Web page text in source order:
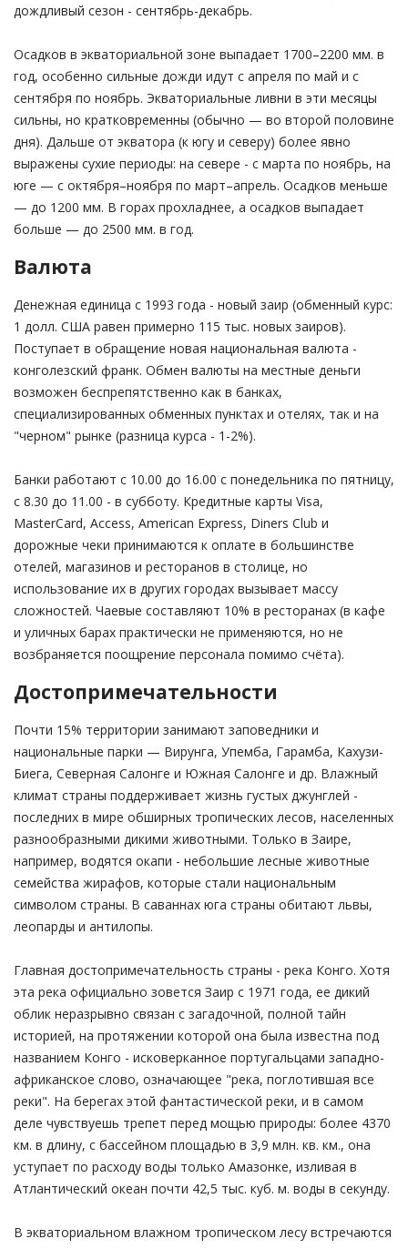
дождливый сезон - сентябрь-декабрь.
Осадков в экваториальной зоне выпадает 1700–2200 мм. в
год, особенно сильные дожди идут с апреля по май и с
сентября по ноябрь. Экваториальные ливни в эти месяцы
сильны, но кратковременны (обычно — во второй половине
дня). Дальше от экватора (к югу и северу) более явно
выражены сухие периоды: на севере - с марта по ноябрь, на
юге — с октября–ноября по март–апрель. Осадков меньше
— до 1200 мм. В горах прохладнее, а осадков выпадает
больше — до 2500 мм. в год.
Валюта
Денежная единица с 1993 года - новый заир (обменный курс:
1 долл. США равен примерно 115 тыс. новых заиров).
Поступает в обращение новая национальная валюта -
конголезский франк. Обмен валюты на местные деньги
возможен беспрепятственно как в банках,
специализированных обменных пунктах и отелях, так и на
"черном" рынке (разница курса - 1-2%).
Банки работают с 10.00 до 16.00 с понедельника по пятницу,
с 8.30 до 11.00 - в субботу. Кредитные карты Visa,
MasterСard, Access, American Express, Diners Club и
дорожные чеки принимаются к оплате в большинстве
отелей, магазинов и ресторанов в столице, но
использование их в других городах вызывает массу
сложностей. Чаевые составляют 10% в ресторанах (в кафе
и уличных барах практически не применяются, но не
возбраняется поощрение персонала помимо счёта).
Достопримечательности
Почти 15% территории занимают заповедники и
национальные парки — Вирунга, Упемба, Гарамба, Кахузи-
Биега, Северная Салонге и Южная Салонге и др. Влажный
климат страны поддерживает жизнь густых джунглей -
последних в мире обширных тропических лесов, населенных
разнообразными дикими животными. Только в Заире,
например, водятся окапи - небольшие лесные животные
семейства жирафов, которые стали национальным
символом страны. В саваннах юга страны обитают львы,
леопарды и антилопы.
Главная достопримечательность страны - река Конго. Хотя
эта река официально зовется Заир с 1971 года, ее дикий
облик неразрывно связан с загадочной, полной тайн
историей, на протяжении которой она была известна под
названием Конго - исковерканное португальцами западно-
африканское слово, означающее "река, поглотившая все
реки". На берегах этой фантастической реки, и в самом
деле чувствуешь трепет перед мощью природы: более 4370
км. в длину, с бассейном площадью в 3,9 млн. кв. км., она
уступает по расходу воды только Амазонке, изливая в
Атлантический океан почти 42,5 тыс. куб. м. воды в секунду.
В экваториальном влажном тропическом лесу встречаются